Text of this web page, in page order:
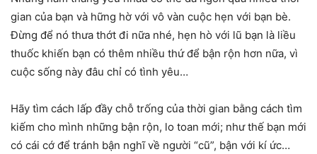
gian của bạn và hững hờ với vô vàn cuộc hẹn với bạn bè.
Đừng để nó thưa thớt đi nữa nhé, hẹn hò với lũ bạn là liều
thuốc khiến bạn có thêm nhiều thứ để bận rộn hơn nữa, vì
cuộc sống này đâu chỉ có tình yêu…
Hãy tìm cách lấp đầy chỗ trống của thời gian bằng cách tìm
kiếm cho mình những bận rộn, lo toan mới; như thế bạn mới
có cái cớ để tránh bận nghĩ về người “cũ”, bận với kí ức…